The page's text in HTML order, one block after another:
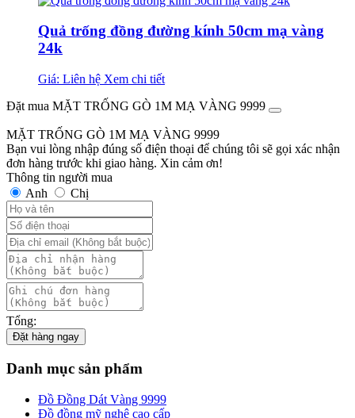
Quả trống đồng đường kính 50cm mạ vàng
24k
Giá: Liên hệ Xem chi tiết
Đặt mua MẶT TRỐNG GÒ 1M MẠ VÀNG 9999
MẶT TRỐNG GÒ 1M MẠ VÀNG 9999
Bạn vui lòng nhập đúng số điện thoại để chúng tôi sẽ gọi xác nhận
đơn hàng trước khi giao hàng. Xin cảm ơn!
Thông tin người mua
Anh
Chị
Tổng:
Đặt hàng ngay
Danh mục sản phẩm
Đồ Đồng Dát Vàng 9999
Đồ đồng mỹ nghệ cao cấp